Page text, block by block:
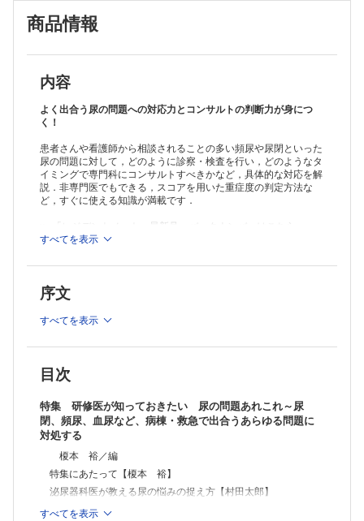
頻尿・夜間頻尿・尿意切迫感【渡邉大仁】
尿失禁【金城真実】
要介護高齢者・認知症患者の排尿【鈴木基文】
排尿ケアチームの役割【榎本 裕】
連載
実践！ 画像診断Q&A―このサインを見落とすな
発熱2週間後に出現した咳嗽と呼吸困難で紹介となった60歳代男性【井
窪祐美子，徳田 均】
なるほどわかった！ 日常診療のズバリ基本講座
急性期でこそ役立つ！緩和医療のエッセンス① ～疼痛に苦しむ時間を
“研修医あるある”から学ぶ救急診療トレーニング
第5回 「背中が痛い，腰が痛い」【武部弘太郎，奥村尚稔】
第1回 入院中の呼吸困難【橋本恵太郎，長崎一哉】
よく使う日常治療薬の正しい使い方
アセトアミノフェン中毒のピットフォールとアセチルシステインの使い
こんなにも面白い医学の世界 からだのトリビア教えます
第257回 見逃してはいけない！Part2 ～洗練した頭痛診療にする～
【林 寛之】
羊土社おすすめ書籍立ち読みコーナー
『ERからはじまる外傷の治療戦略』
商品情報
内容
よく出合う尿の問題への対応力とコンサルトの判断力が身につ
く！
患者さんや看護師から相談されることの多い頻尿や尿閉といった
尿の問題に対して，どのように診察・検査を行い，どのようなタ
イミングで専門科にコンサルトすべきかなど，具体的な対応を解
説．非専門医でもできる，スコアを用いた重症度の判定方法な
ど，すぐに使える知識が満載です．
≫ 「レジデントノート」最新号・バックナンバーはこちら
≫「レジデントノート」年間購読、受付中！
※本製品はPCでの閲覧も可能です。
ただけます。詳細は
すべてを表示
序文
すべてを表示
目次
特集 研修医が知っておきたい 尿の問題あれこれ～尿
閉、頻尿、血尿など、病棟・救急で出合うあらゆる問題に
対処する
榎本 裕／編
特集にあたって【榎本 裕】
泌尿器科医が教える尿の悩みの捉え方【村田太郎】
尿排出障害【野宮 明】
すべてを表示